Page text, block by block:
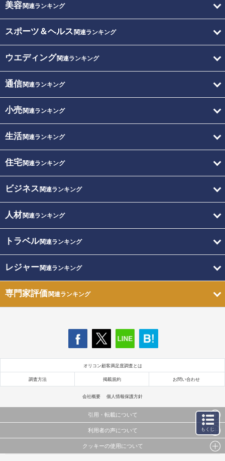
美容関連ランキング
スポーツ＆ヘルス 関連ランキング
ウエディング関連ランキング
通信関連ランキング
小売関連ランキング
生活関連ランキング
住宅関連ランキング
ビジネス 関連ランキング
人材関連ランキング
トラベル関連ランキング
レジャー関連ランキング
専門家評価関連ランキング
オリコン顧客満足度調査とは
調査方法 掲載規約 お問い合わせ
会社概要 個人情報保護方針
引用・転載について
当サイトで公開されている情報（文字、写真、イラスト、画像データ等）及びこれらの配置・
これらの情報を権利者の許可なく無断転載・複製などの二次利用を行うことは固く禁じており
利用者の声について
当サイトに掲載している内容はすべてサービスの利用者が提出された見解・感想です。
クッキーの使用について
もくじ